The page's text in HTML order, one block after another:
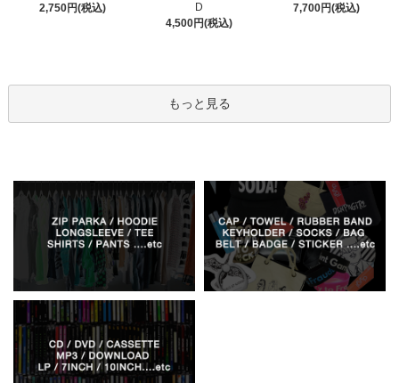
2,750円(税込)
D
4,500円(税込)
7,700円(税込)
もっと見る